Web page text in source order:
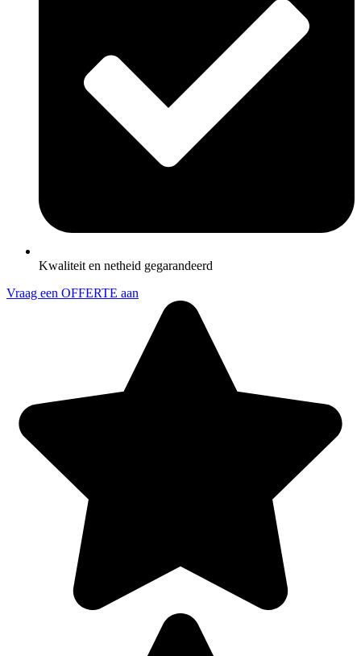
Kwaliteit en netheid gegarandeerd
Vraag een OFFERTE aan